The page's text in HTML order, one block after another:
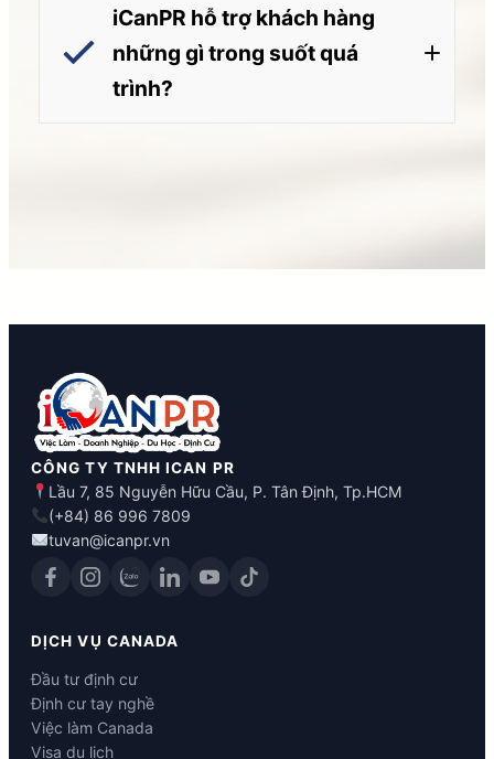
iCanPR hỗ trợ khách hàng
những gì trong suốt quá
trình?
CÔNG TY TNHH ICAN PR
Lầu 7, 85 Nguyễn Hữu Cầu, P. Tân Định, Tp.HCM
(+84) 86 996 7809
tuvan@icanpr.vn
DỊCH VỤ CANADA
Đầu tư định cư
Định cư tay nghề
Việc làm Canada
Visa du lịch